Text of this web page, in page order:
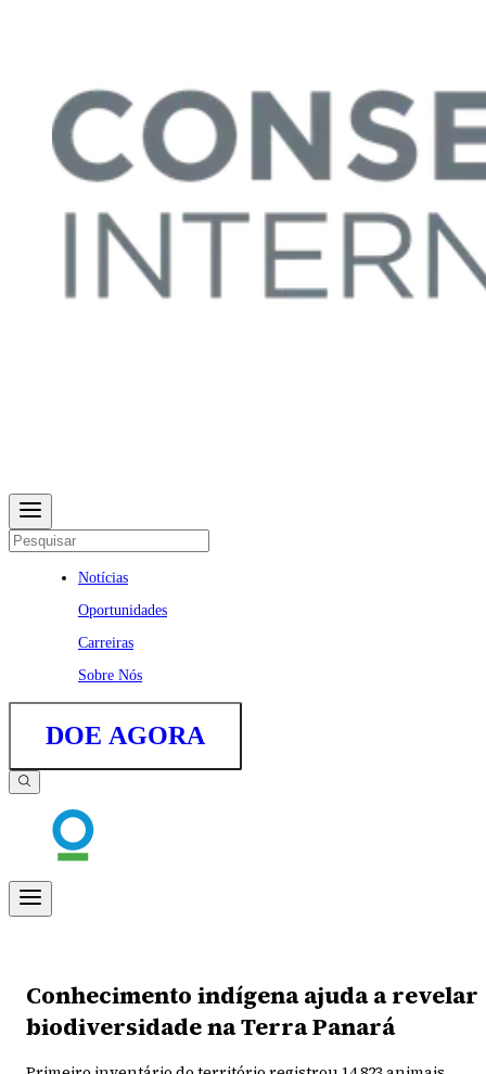
Notícias
Oportunidades
Carreiras
Sobre Nós
DOE AGORA
Conhecimento indígena ajuda a revelar
biodiversidade na Terra Panará